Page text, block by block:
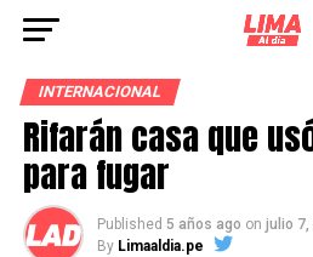
INTERNACIONAL
Rifarán casa que
para fugar
Published 5 años ago on julio 7,
By Limaaldia.pe